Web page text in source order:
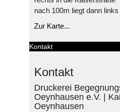
nach 100m liegt dann
Zur Karte...
Kontakt
Kontakt
Druckerei
Oeynhausen e.V. |
Oeynhausen